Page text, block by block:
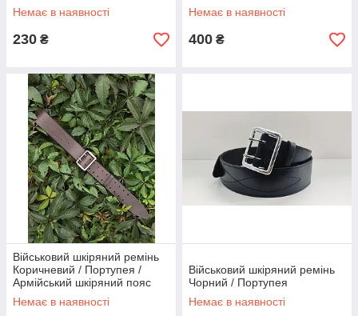
Немає в наявності
230 ₴
Немає в наявності
400 ₴
Військовий шкіряний ремінь
Коричневий / Портупея /
Армійський шкіряний пояс
Немає в наявності
Військовий шкіряний ремінь
Чорний / Портупея
Немає в наявності